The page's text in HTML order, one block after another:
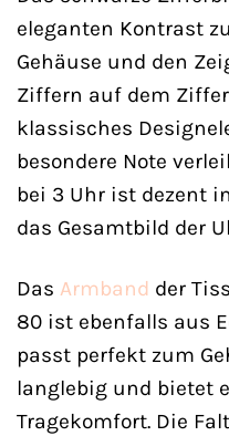
eleganten Kontrast
Gehäuse und den
Ziffern auf dem
klassisches
besondere Note
bei 3 Uhr ist dezent
das Gesamtbild der
Das Armband der
80 ist ebenfalls aus
passt perfekt zum
langlebig und bietet
Tragekomfort. Die